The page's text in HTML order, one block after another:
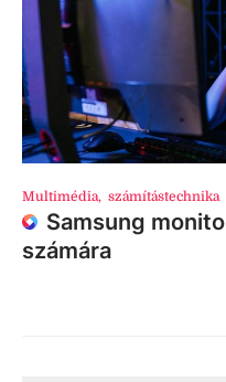
Multimédia, számítástechnika
Samsung
számára